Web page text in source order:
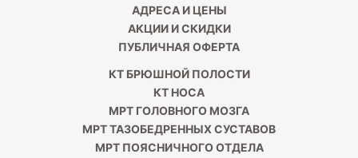
АДРЕСА И ЦЕНЫ
АКЦИИ И СКИДКИ
ПУБЛИЧНАЯ ОФЕРТА
КТ БРЮШНОЙ ПОЛОСТИ
КТ НОСА
МРТ ГОЛОВНОГО МОЗГА
МРТ ТАЗОБЕДРЕННЫХ СУСТАВОВ
МРТ ПОЯСНИЧНОГО ОТДЕЛА